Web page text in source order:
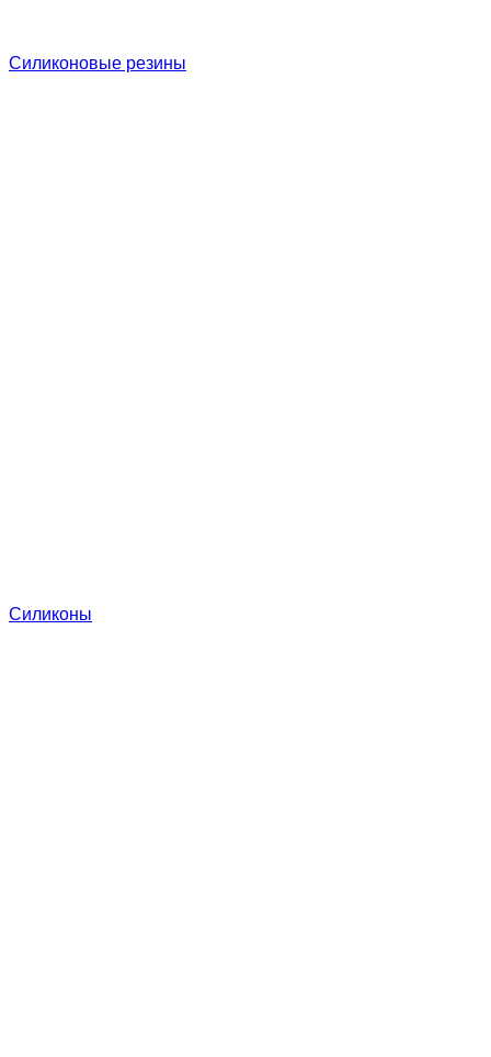
Силиконовые резины
Силиконы